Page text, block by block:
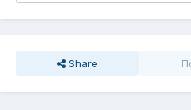
Share